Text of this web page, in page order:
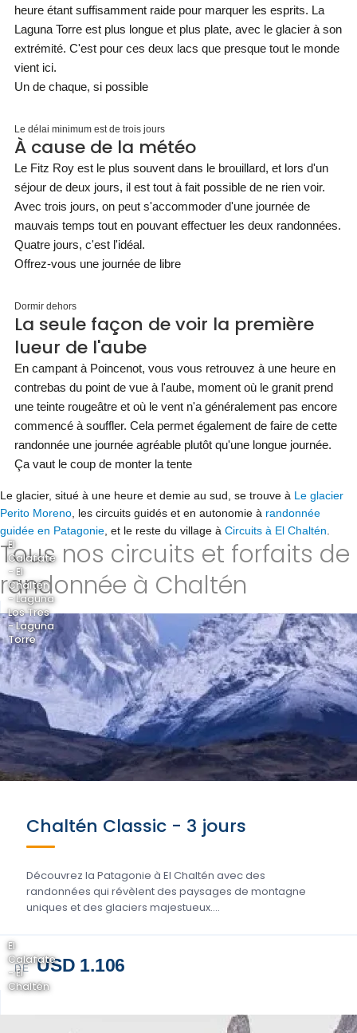
heure étant suffisamment raide pour marquer les esprits. La
Laguna Torre est plus longue et plus plate, avec le glacier à son
extrémité. C'est pour ces deux lacs que presque tout le monde
vient ici.
Un de chaque, si possible
Le délai minimum est de trois jours
À cause de la météo
Le Fitz Roy est le plus souvent dans le brouillard, et lors d'un
séjour de deux jours, il est tout à fait possible de ne rien voir.
Avec trois jours, on peut s'accommoder d'une journée de
mauvais temps tout en pouvant effectuer les deux randonnées.
Quatre jours, c'est l'idéal.
Offrez-vous une journée de libre
Dormir dehors
La seule façon de voir la première
lueur de l'aube
En campant à Poincenot, vous vous retrouvez à une heure en
contrebas du point de vue à l'aube, moment où le granit prend
une teinte rougeâtre et où le vent n'a généralement pas encore
commencé à souffler. Cela permet également de faire de cette
randonnée une journée agréable plutôt qu'une longue journée.
Ça vaut le coup de monter la tente
Le glacier, situé à une heure et demie au sud, se trouve à Le glacier
Perito Moreno , les circuits guidés et en autonomie à randonnée
guidée en Patagonie , et le reste du village à Circuits à El Chaltén
Tous nos circuits et forfaits de
randonnée à Chaltén
El
Calafate
- El
Chaltén
- Laguna
Los Tres
- Laguna
Torre
Chaltén Classic - 3 jours
Découvrez la Patagonie à El Chaltén avec des
randonnées qui révèlent des paysages de montagne
uniques et des glaciers majestueux....
DE USD 1.106
El
Calafate
- El
Chaltén